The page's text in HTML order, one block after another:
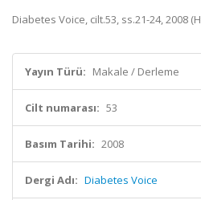
Diabetes Voice, cilt.53, ss.21-24, 2008
Yayın Türü: Makale / Derleme
Cilt numarası: 53
Basım Tarihi: 2008
Dergi Adı: Diabetes Voice